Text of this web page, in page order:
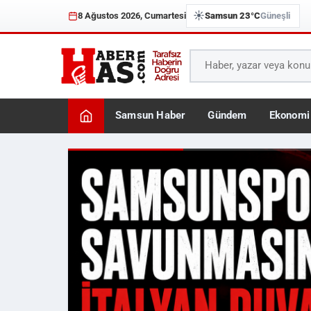
8 Ağustos 2026, Cumartesi ☀️Samsun 23°CGüneşli
Samsun Haber Gündem Ekonomi
Haberhas — Samsun